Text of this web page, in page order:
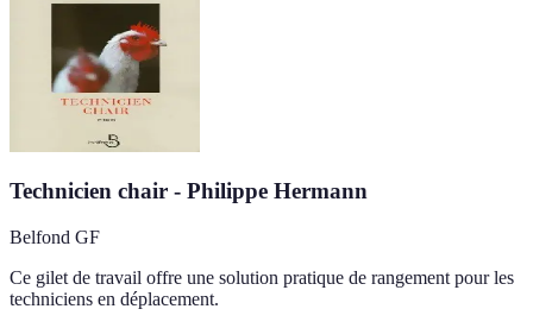
Technicien chair - Philippe Hermann
Belfond GF
Ce gilet de travail offre une solution pratique de rangement pour les
techniciens en déplacement.